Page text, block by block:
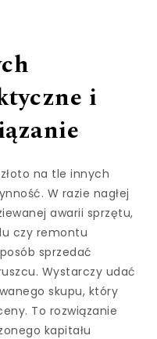
i
na tle innych
W razie nagłej
awarii sprzętu,
czy remontu
sprzedać
Wystarczy udać
skupu, który
To rozwiązanie
kapitału